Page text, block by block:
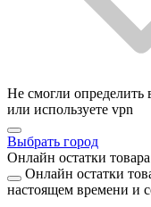
Не смогли
или используете vpn
Выбрать город
Онлайн остатки товара
Онлайн остатки
настоящем времени и